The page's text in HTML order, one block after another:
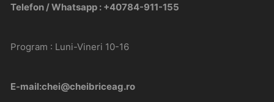
Telefon / Whatsapp : +40784-911-155
Program : Luni-Vineri 10-16
E-mail:chei@cheibriceag.ro